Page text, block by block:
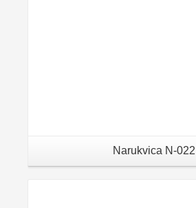
Narukvica N-022